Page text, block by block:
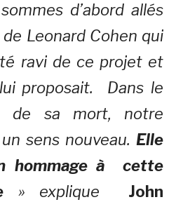
d’abord allés
Leonard Cohen qui
ravi de ce projet et
lui proposait. Dans le
de sa mort, notre
sens nouveau. Elle
hommage à cette
» explique
John